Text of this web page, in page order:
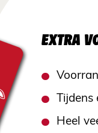
EXTRA
Heel